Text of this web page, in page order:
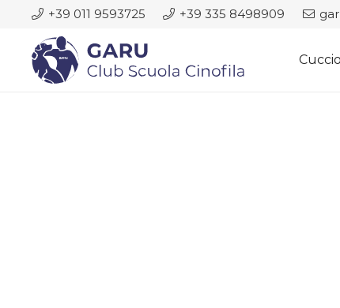
+39 011 9593725 +39 335 8498909